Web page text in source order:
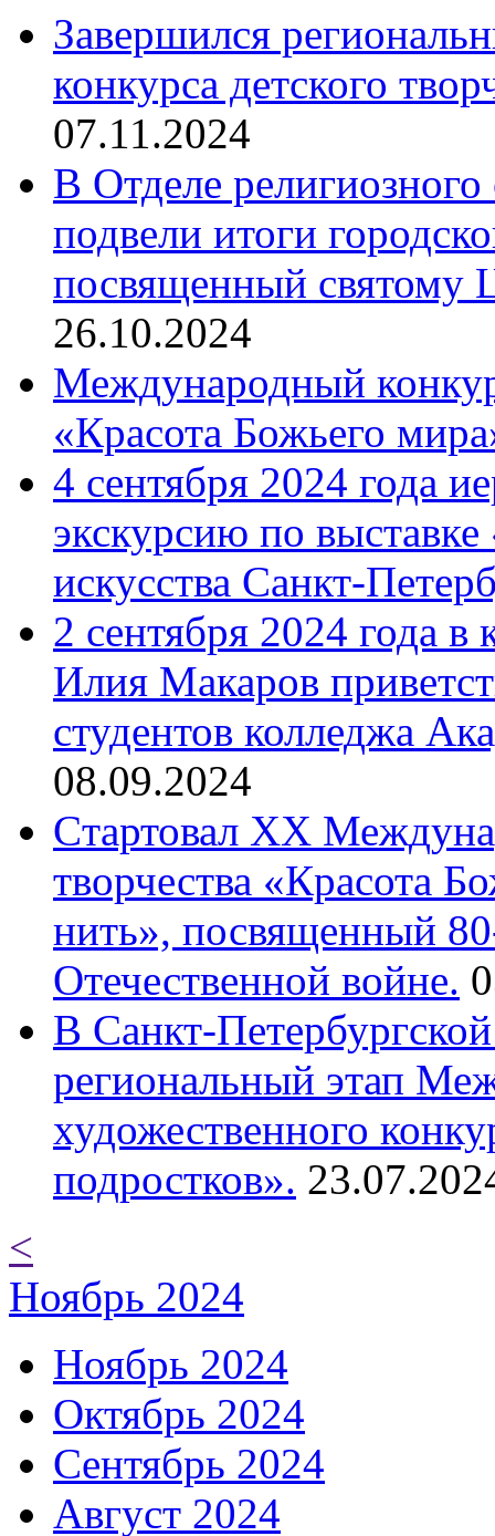
Завершился
конкурса детского
07.11.2024
В Отделе религиозного
подвели итоги
посвященный святому
26.10.2024
Международный
«Красота Божьего
4 сентября 2024 года
экскурсию по
искусства Санкт-
2 сентября 2024 года
Илия Макаров
студентов колледжа
08.09.2024
Cтартовал XX
творчества «Красота
нить», посвященный
Отечественной войне.
В Санкт-
региональный этап
художественного
подростков».
<
Ноябрь 2024
Ноябрь 2024
Октябрь 2024
Сентябрь 2024
Август 2024